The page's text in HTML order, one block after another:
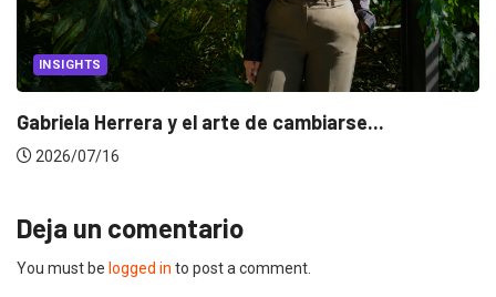
INSIGHTS
Gabriela Herrera y el arte de cambiarse...
2026/07/16
Deja un comentario
You must be logged in to post a comment.